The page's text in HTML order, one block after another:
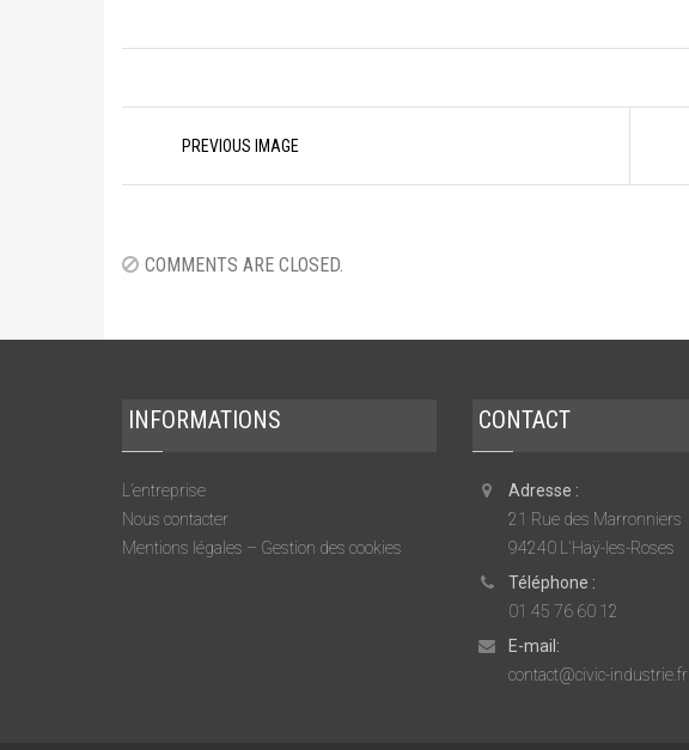
navigationPREVIOUS IMAGE
COMMENTS ARE CLOSED.
INFORMATIONS
L’entreprise
Nous contacter
Mentions légales – Gestion des cookies
CONTACT
Adresse :
21 Rue des Marronniers
94240 L'Haÿ-les-Roses
Téléphone :
01 45 76 60 12
E-mail:
contact@civic-industrie.fr